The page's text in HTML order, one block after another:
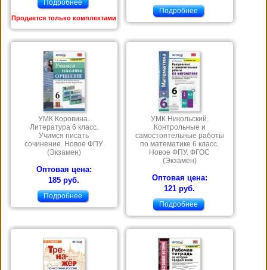
Подробнее
Продается только комплектами
Подробнее
УМК Коровина.
Литература 6 класс.
Учимся писать
сочинение. Новое ФПУ
(Экзамен)
Оптовая цена:
185 руб.
Подробнее
УМК Никольский.
Контрольные и
самостоятельные работы
по математике 6 класс.
Новое ФПУ. ФГОС
(Экзамен)
Оптовая цена:
121 руб.
Подробнее